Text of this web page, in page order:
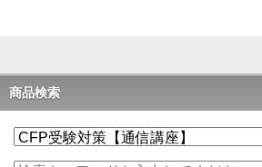
商品検索